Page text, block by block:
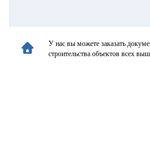
У нас вы можете заказать
строительства объектов всех